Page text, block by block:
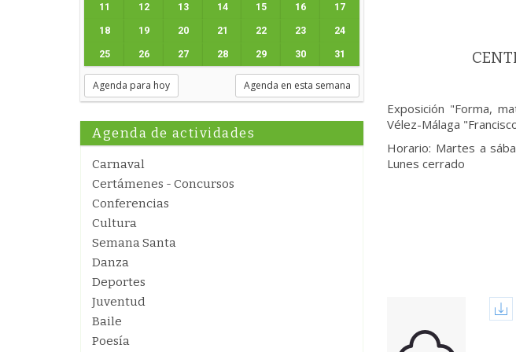
11 12 13 14 15 16 17
18 19 20 21 22 23 24
25 26 27 28 29 30 31
Agenda para hoy Agenda en esta semana
Agenda de actividades
Carnaval
Certámenes - Concursos
Conferencias
Cultura
Semana Santa
Danza
Deportes
Juventud
Baile
Poesía
Exposición "Forma,
Vélez-Málaga
Horario: Martes a
Lunes cerrado